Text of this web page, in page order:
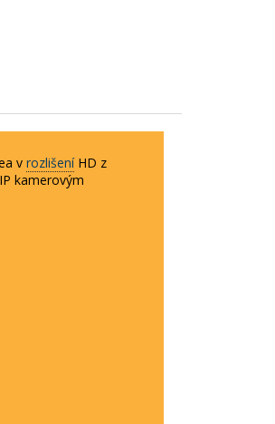
v rozlišeníHD z
kamerovým